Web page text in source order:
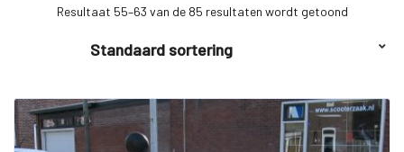
Resultaat 55–63 van de 85 resultaten wordt getoond